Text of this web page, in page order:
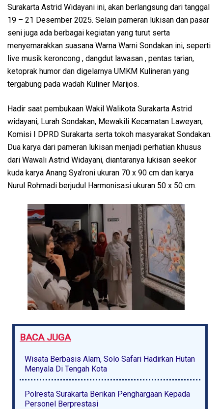
Surakarta Astrid Widayani ini, akan berlangsung dari tanggal
19 – 21 Desember 2025. Selain pameran lukisan dan pasar
seni juga ada berbagai kegiatan yang turut serta
menyemarakkan suasana Warna Warni Sondakan ini, seperti
live musik keroncong , dangdut lawasan , pentas tarian,
ketoprak humor dan digelarnya UMKM Kulineran yang
tergabung pada wadah Kuliner Marijos.
Hadir saat pembukaan Wakil Walikota Surakarta Astrid
widayani, Lurah Sondakan, Mewakili Kecamatan Laweyan,
Komisi I DPRD Surakarta serta tokoh masyarakat Sondakan.
Dua karya dari pameran lukisan menjadi perhatian khusus
dari Wawali Astrid Widayani, diantaranya lukisan seekor
kuda karya Anang Sya’roni ukuran 70 x 90 cm dan karya
Nurul Rohmadi berjudul Harmonisasi ukuran 50 x 50 cm.
BACA JUGA
Wisata Berbasis Alam, Solo Safari Hadirkan Hutan
Menyala Di Tengah Kota
Polresta Surakarta Berikan Penghargaan Kepada
Personel Berprestasi